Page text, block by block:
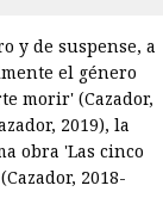
y de suspense, a
el género
morir' (Cazador,
2019), la
obra 'Las cinco
2018-